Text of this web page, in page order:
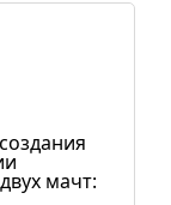
мачт: